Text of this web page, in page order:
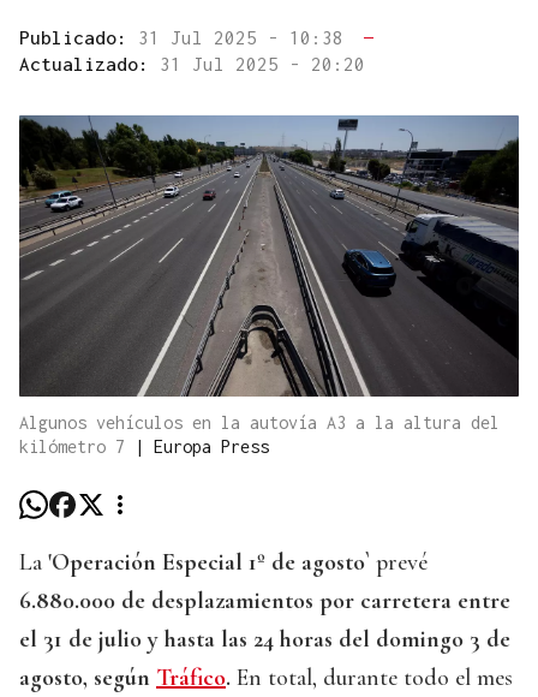
Publicado: 31 Jul 2025 - 10:38
—
Actualizado: 31 Jul 2025 - 20:20
Algunos vehículos en la autovía A3 a la altura del
kilómetro 7
| Europa Press
La 'Operación Especial 1º de agosto` prevé
6.880.000 de desplazamientos por carretera entre
el 31 de julio y hasta las 24 horas del domingo 3 de
agosto, según Tráfico. En total, durante todo el mes